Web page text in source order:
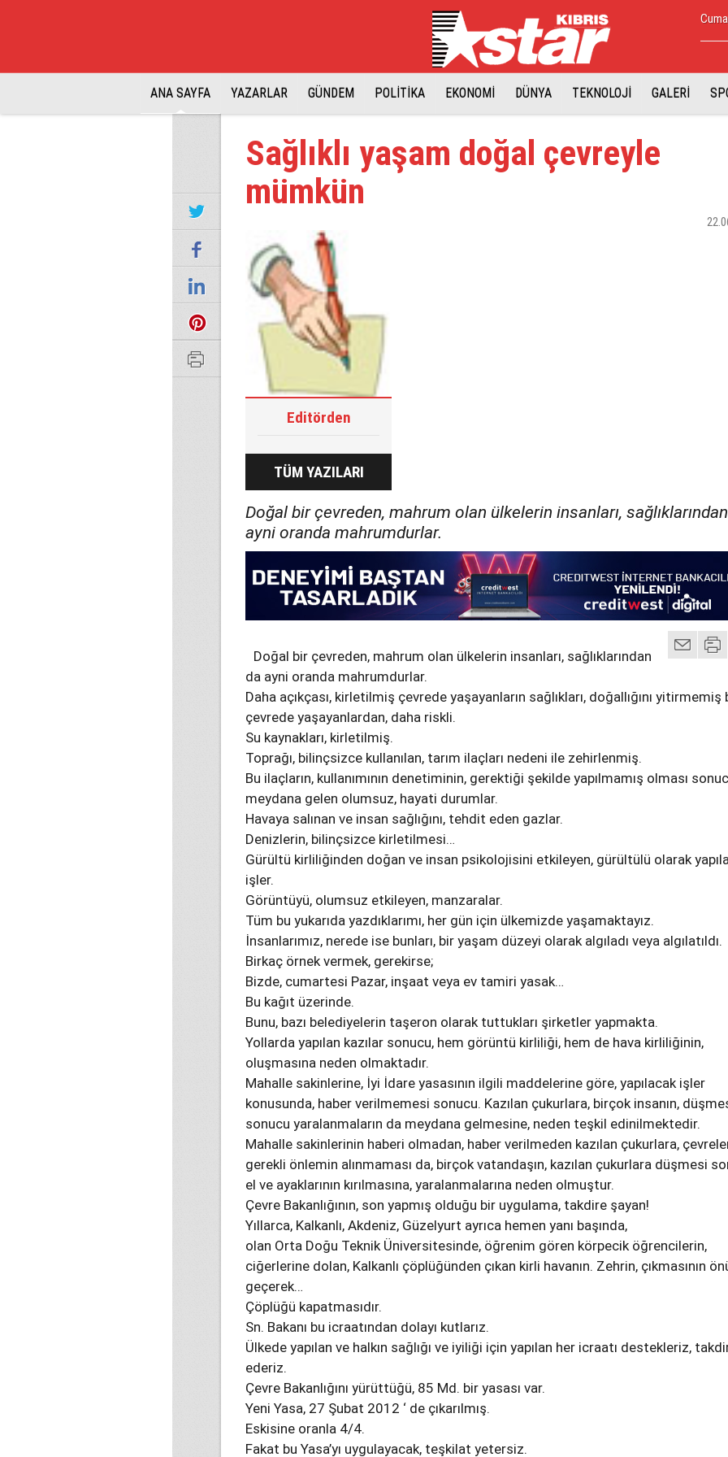
ANA SAYFA YAZARLAR GÜNDEM POLİTİKA EKONOMİ DÜNYA TEKNOLOJİ GALERİ
Sağlıklı yaşam doğal çevreyle
mümkün
Editörden
TÜM YAZILARI
Doğal bir çevreden, mahrum olan ülkelerin insanları,
ayni oranda mahrumdurlar.
Doğal bir çevreden, mahrum olan ülkelerin insanları, sağlıklarından
da ayni oranda mahrumdurlar.
Daha açıkçası, kirletilmiş çevrede yaşayanların sağlıkları, doğallığını yitirmemiş
çevrede yaşayanlardan, daha riskli.
Su kaynakları, kirletilmiş.
Toprağı, bilinçsizce kullanılan, tarım ilaçları nedeni ile zehirlenmiş.
Bu ilaçların, kullanımının denetiminin, gerektiği şekilde yapılmamış olması
meydana gelen olumsuz, hayati durumlar.
Havaya salınan ve insan sağlığını, tehdit eden gazlar.
Denizlerin, bilinçsizce kirletilmesi…
Gürültü kirliliğinden doğan ve insan psikolojisini etkileyen, gürültülü olarak
işler.
Görüntüyü, olumsuz etkileyen, manzaralar.
Tüm bu yukarıda yazdıklarımı, her gün için ülkemizde yaşamaktayız.
İnsanlarımız, nerede ise bunları, bir yaşam düzeyi olarak algıladı veya algılatıldı.
Birkaç örnek vermek, gerekirse;
Bizde, cumartesi Pazar, inşaat veya ev tamiri yasak…
Bu kağıt üzerinde.
Bunu, bazı belediyelerin taşeron olarak tuttukları şirketler yapmakta.
Yollarda yapılan kazılar sonucu, hem görüntü kirliliği, hem de hava kirliliğinin,
oluşmasına neden olmaktadır.
Mahalle sakinlerine, İyi İdare yasasının ilgili maddelerine göre, yapılacak işler
konusunda, haber verilmemesi sonucu. Kazılan çukurlara, birçok insanın,
sonucu yaralanmaların da meydana gelmesine, neden teşkil edinilmektedir.
Mahalle sakinlerinin haberi olmadan, haber verilmeden kazılan çukurlara,
gerekli önlemin alınmaması da, birçok vatandaşın, kazılan çukurlara düşmesi
el ve ayaklarının kırılmasına, yaralanmalarına neden olmuştur.
Çevre Bakanlığının, son yapmış olduğu bir uygulama, takdire şayan!
Yıllarca, Kalkanlı, Akdeniz, Güzelyurt ayrıca hemen yanı başında,
olan Orta Doğu Teknik Üniversitesinde, öğrenim gören körpecik öğrencilerin,
ciğerlerine dolan, Kalkanlı çöplüğünden çıkan kirli havanın. Zehrin, çıkmasının
geçerek…
Çöplüğü kapatmasıdır.
Sn. Bakanı bu icraatından dolayı kutlarız.
Ülkede yapılan ve halkın sağlığı ve iyiliği için yapılan her icraatı destekleriz,
ederiz.
Çevre Bakanlığını yürüttüğü, 85 Md. bir yasası var.
Yeni Yasa, 27 Şubat 2012 ‘ de çıkarılmış.
Eskisine oranla 4/4.
Fakat bu Yasa’yı uygulayacak, teşkilat yetersiz.